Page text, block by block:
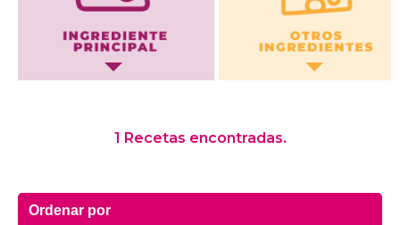
1 Recetas encontradas.